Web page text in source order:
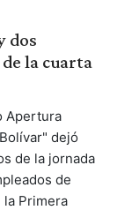
dos
la cuarta
Apertura
dejó
de la jornada
de
Primera